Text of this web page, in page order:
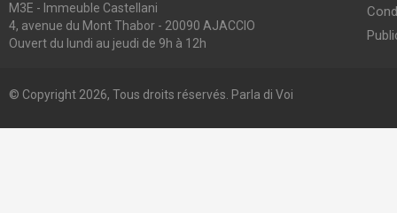
M3E - Immeuble Castellani
4, avenue du Mont Thabor - 20090 AJACCIO
Ouvert du lundi au jeudi de 9h à 12h
© Copyright 2026, Tous droits réservés. Parla di Voi